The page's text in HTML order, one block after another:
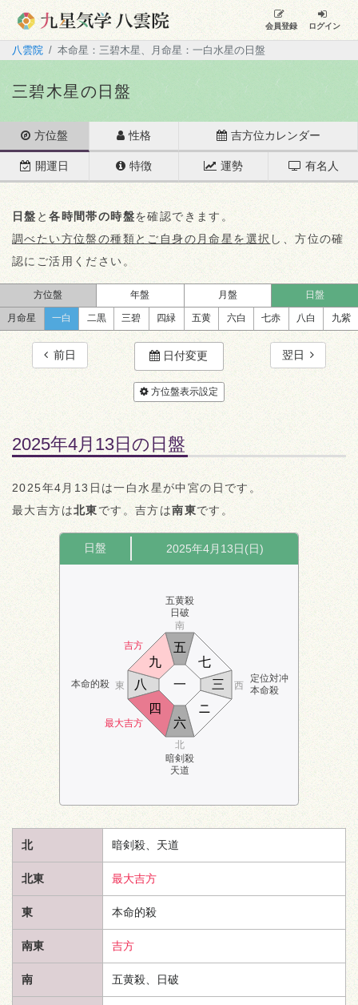
会員登録 ログイン
八雲院 本命星：三碧木星、月命星：一白水星の日盤
三碧木星の日盤
方位盤 性格 吉方位カレンダー
開運日 特徴 運勢 有名人
日盤 と各時間帯の時盤を確認できます。
調べたい方位盤の種類とご自身の月命星を選択 し、方位の確
認にご活用ください。
方位盤 年盤 月盤 日盤
月命星 一白 二黒 三碧 四緑 五黄 六白 七赤 八白 九紫
前日 日付変更 翌日
方位盤表示設定
2025年4月13日の日盤
2025年4月13日は一白水星が中宮の日です。
最大吉方は北東です。吉方は南東です。
日盤 2025年4月13日(日)
吉方
五黄殺
日破
本命的殺
定位対冲
本命殺
最大吉方
暗剣殺
天道
南
北
東 西
六
七
八
九
一
ニ
三
四
五
北 暗剣殺、 天道
北東 最大吉方
東 本命的殺
南東 吉方
南 五黄殺、日破